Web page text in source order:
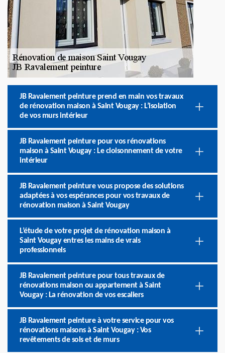
JB Ravalement peinture prend en main vos travaux
de rénovation maison à Saint Vougay : L’isolation
de vos murs intérieur
JB Ravalement peinture pour vos rénovations
maison à Saint Vougay : Le cloisonnement de votre
intérieur
JB Ravalement peinture vous propose des solutions
adaptées à vos espérances pour vos travaux de
rénovation maison à Saint Vougay
L’étude de votre projet de rénovation maison à
Saint Vougay entres les mains de vrais
professionnels
JB Ravalement peinture pour tous travaux de
rénovations maison ou appartement à Saint
Vougay : La rénovation de vos escaliers
JB Ravalement peinture à votre service pour vos
rénovations maisons à Saint Vougay : Vos
revêtements de sols et de murs